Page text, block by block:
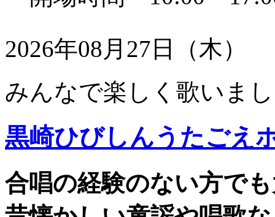
2026年08月27日（木）
みんなで楽しく歌いま
黒崎ひびしんうたごえ
合唱の経験のない方で